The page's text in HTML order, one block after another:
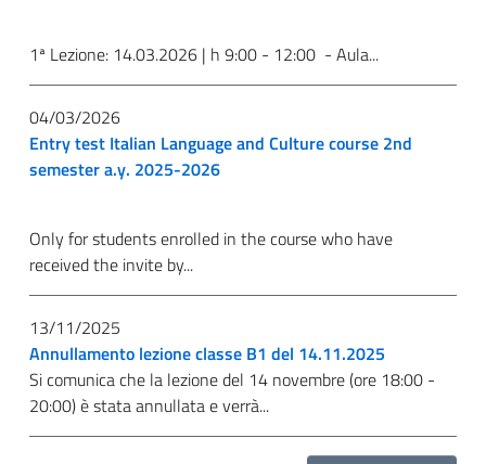
1ª Lezione: 14.03.2026 | h 9:00 - 12:00 - Aula...
04/03/2026
Entry test Italian Language and Culture course 2nd
semester a.y. 2025-2026
Only for students enrolled in the course who have
received the invite by...
13/11/2025
Annullamento lezione classe B1 del 14.11.2025
Si comunica che la lezione del 14 novembre (ore 18:00 -
20:00) è stata annullata e verrà...